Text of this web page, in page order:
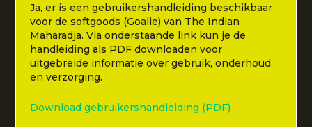
Ja, er is een gebruikershandleiding beschikbaar
voor de softgoods (Goalie) van The Indian
Maharadja. Via onderstaande link kun je de
handleiding als PDF downloaden voor
uitgebreide informatie over gebruik, onderhoud
en verzorging.
Download gebruikershandleiding (PDF)